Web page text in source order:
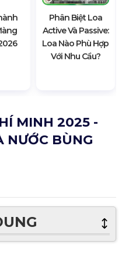
Phân Biệt Loa
Active Và Passive:
Loa Nào Phù Hợp
Với Nhu Cầu?
MINH 2025 -
NƯỚC BÙNG